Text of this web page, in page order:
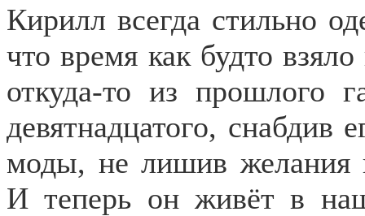
Кирилл всегда стильно
что время как будто
откуда-то из прошлого
девятнадцатого, снабдив
моды, не лишив желания
И теперь он живёт в